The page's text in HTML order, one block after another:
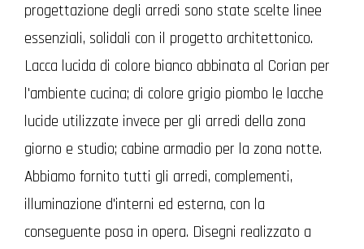
progettazione degli arredi sono state scelte linee
essenziali, solidali con il progetto architettonico.
Lacca lucida di colore bianco abbinata al Corian per
l'ambiente cucina; di colore grigio piombo le lacche
lucide utilizzate invece per gli arredi della zona
giorno e studio; cabine armadio per la zona notte.
Abbiamo fornito tutti gli arredi, complementi,
illuminazione d'interni ed esterna, con la
conseguente posa in opera. Disegni realizzato a